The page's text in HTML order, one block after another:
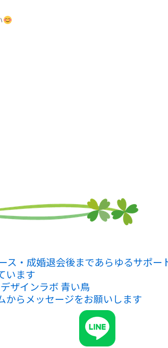
ス・成婚退会後まであらゆるサポー
います
ザインラボ 青い鳥
らメッセージをお願いします